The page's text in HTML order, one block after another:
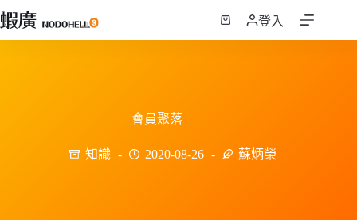
跳
至
登入
會員聚落
知識 2020-08-26 蘇炳榮